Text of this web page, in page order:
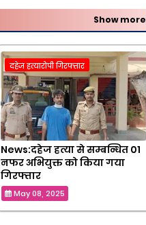
Show more
दहेज हत्यारोपी गिरफ्तार
News:दहेज हत्या से सम्बन्धित 01
नफर अभियुक्त को किया गया
गिरफ्तार
May 08, 2025